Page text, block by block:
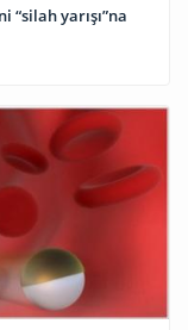
yarışı”na